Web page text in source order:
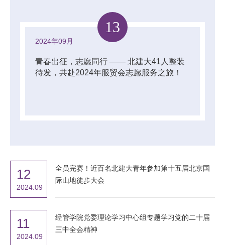
13
2024年09月
青春出征，志愿同行 —— 北建大41人整装
待发，共赴2024年服贸会志愿服务之旅！
12
2024.09
全员完赛！近百名北建大青年参加第十五届北京国
际山地徒步大会
11
2024.09
经管学院党委理论学习中心组专题学习党的二十届
三中全会精神